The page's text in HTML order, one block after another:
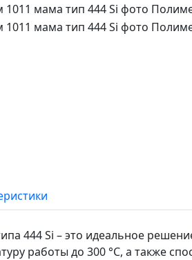
444 Si – это идеальное
работы до 300 °С, а также